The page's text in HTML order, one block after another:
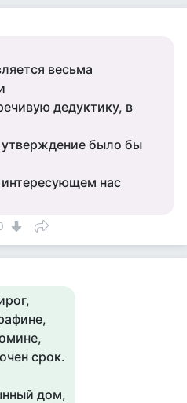
весьма
дедуктику, в
было бы
нас
срок.
дом,